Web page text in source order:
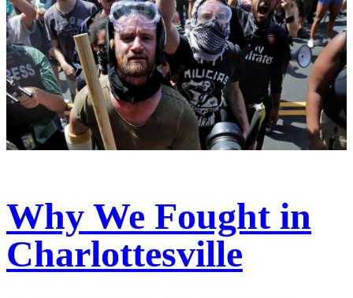
Why We Fought in
Charlottesville